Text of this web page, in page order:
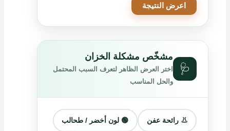
اعرض النتيجة
🩺
مشخّص مشكلة الخزان
اختر العرض الظاهر لتعرف السبب المحتمل
والحل المناسب
👃 رائحة عفن 🟢 لون أخضر / طحالب